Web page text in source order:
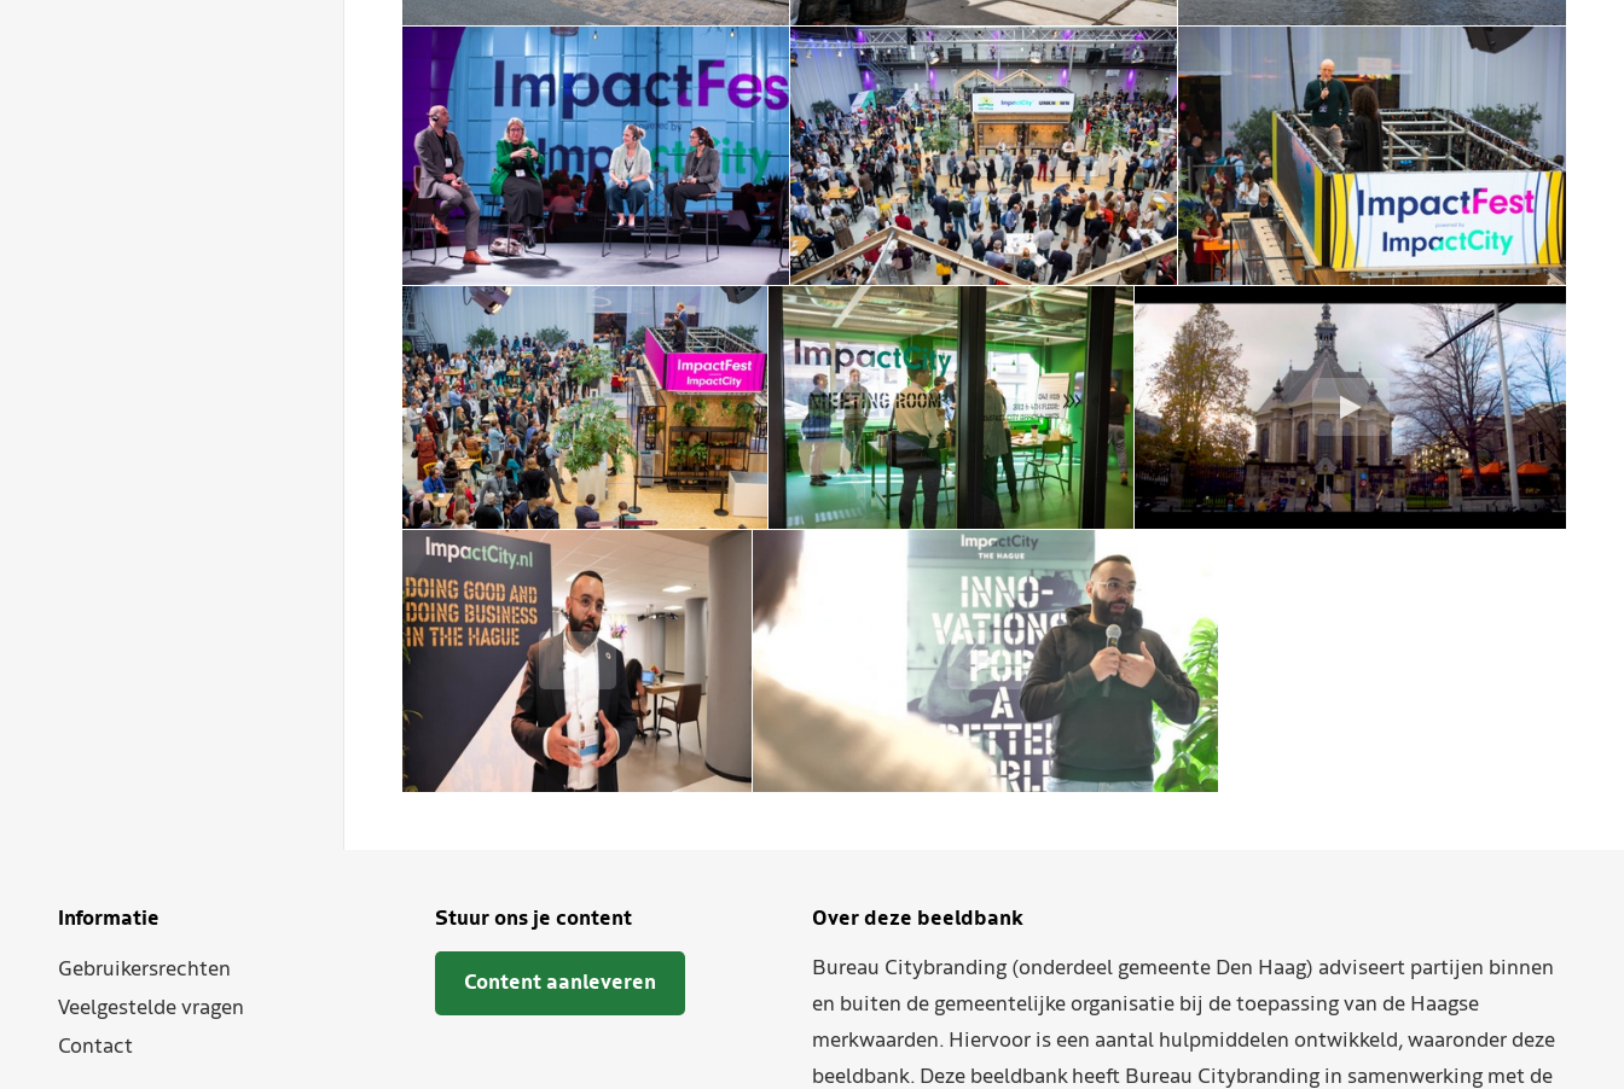
Informatie
Gebruikersrechten
Veelgestelde vragen
Contact
Stuur ons je content
Content aanleveren
Over deze beeldbank
Bureau Citybranding (onderdeel gemeente Den Haag) adviseert partijen binnen
en buiten de gemeentelijke organisatie bij de toepassing van de Haagse
merkwaarden. Hiervoor is een aantal hulpmiddelen ontwikkeld, waaronder deze
beeldbank. Deze beeldbank heeft Bureau Citybranding in samenwerking met de